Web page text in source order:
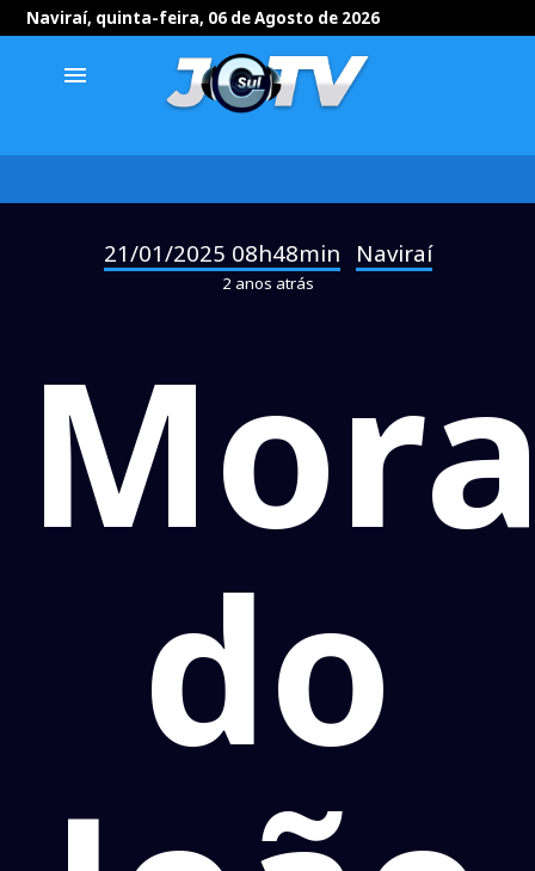
Naviraí, quinta-feira, 06 de Agosto de 2026
menu
21/01/2025 08h48min Naviraí
2 anos atrás
do